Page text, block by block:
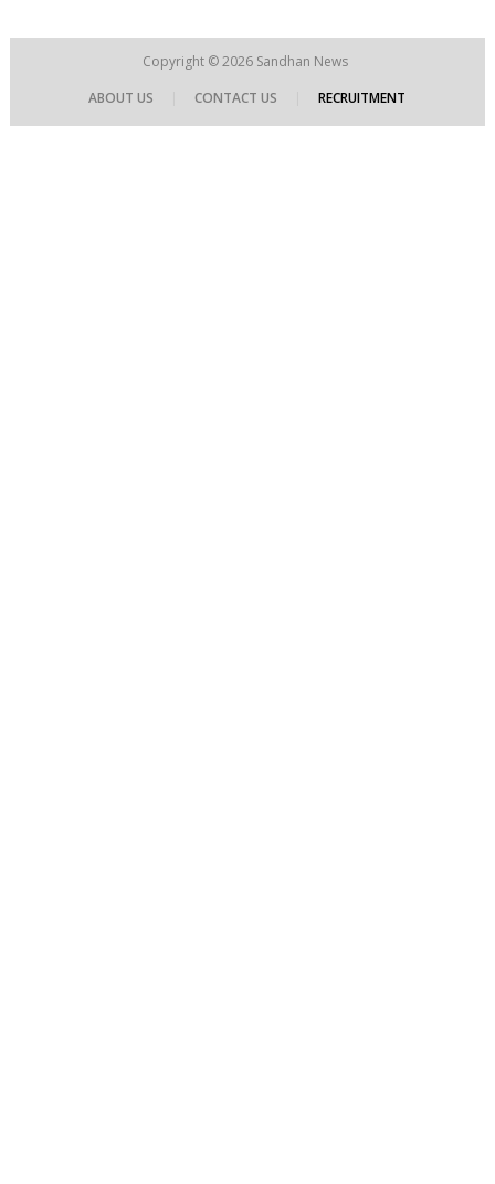
Copyright © 2026 Sandhan News
ABOUT US
CONTACT US RECRUITMENT